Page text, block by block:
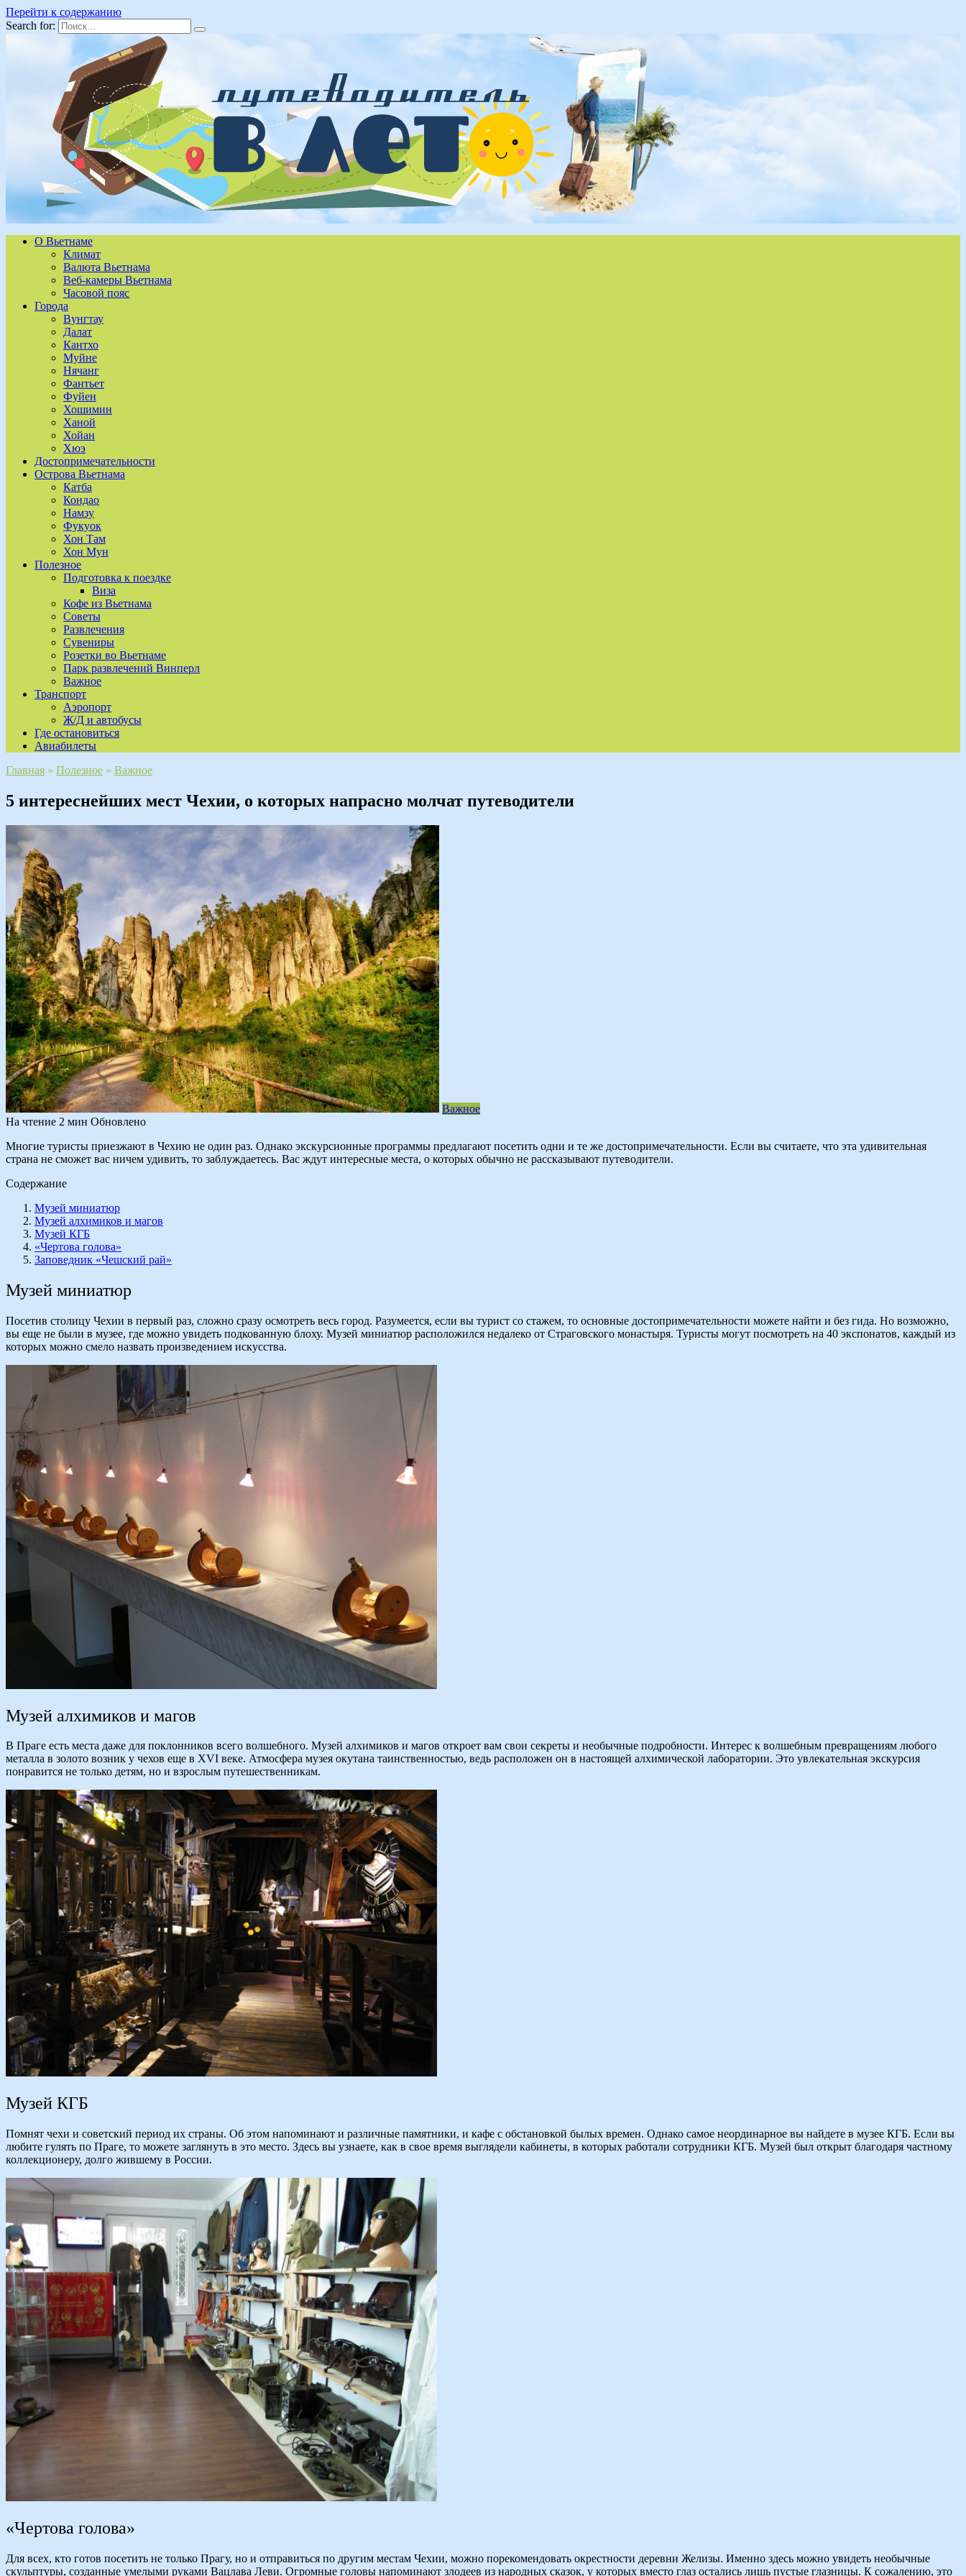
Перейти к содержанию
Search for:
О Вьетнаме
Климат
Валюта Вьетнама
Веб-камеры Вьетнама
Часовой пояс
Города
Вунгтау
Далат
Кантхо
Муйне
Нячанг
Фантьет
Фуйен
Хошимин
Ханой
Хойан
Хюэ
Достопримечательности
Острова Вьетнама
Катба
Кондао
Намзу
Фукуок
Хон Там
Хон Мун
Полезное
Подготовка к поездке
Виза
Кофе из Вьетнама
Советы
Развлечения
Сувениры
Розетки во Вьетнаме
Парк развлечений Винперл
Важное
Транспорт
Аэропорт
Ж/Д и автобусы
Где остановиться
Авиабилеты
Главная » Полезное » Важное
5 интереснейших мест Чехии, о которых напрасно молчат путеводители
Важное
На чтение 2 мин Обновлено
Многие туристы приезжают в Чехию не один раз. Однако экскурсионные программы предлагают посетить одни и те же достопримечательности. Если вы считаете, что эта удивительная
страна не сможет вас ничем удивить, то заблуждаетесь. Вас ждут интересные места, о которых обычно не рассказывают путеводители.
Содержание
Музей миниатюр
Музей алхимиков и магов
Музей КГБ
«Чертова голова»
Заповедник «Чешский рай»
Музей миниатюр
Посетив столицу Чехии в первый раз, сложно сразу осмотреть весь город. Разумеется, если вы турист со стажем, то основные достопримечательности можете найти и без гида. Но возможно,
вы еще не были в музее, где можно увидеть подкованную блоху. Музей миниатюр расположился недалеко от Страговского монастыря. Туристы могут посмотреть на 40 экспонатов, каждый из
которых можно смело назвать произведением искусства.
Музей алхимиков и магов
В Праге есть места даже для поклонников всего волшебного. Музей алхимиков и магов откроет вам свои секреты и необычные подробности. Интерес к волшебным превращениям любого
металла в золото возник у чехов еще в XVI веке. Атмосфера музея окутана таинственностью, ведь расположен он в настоящей алхимической лаборатории. Это увлекательная экскурсия
понравится не только детям, но и взрослым путешественникам.
Музей КГБ
Помнят чехи и советский период их страны. Об этом напоминают и различные памятники, и кафе с обстановкой былых времен. Однако самое неординарное вы найдете в музее КГБ. Если вы
любите гулять по Праге, то можете заглянуть в это место. Здесь вы узнаете, как в свое время выглядели кабинеты, в которых работали сотрудники КГБ. Музей был открыт благодаря частному
коллекционеру, долго жившему в России.
«Чертова голова»
Для всех, кто готов посетить не только Прагу, но и отправиться по другим местам Чехии, можно порекомендовать окрестности деревни Желизы. Именно здесь можно увидеть необычные
скульптуры, созданные умелыми руками Вацлава Леви. Огромные головы напоминают злодеев из народных сказок, у которых вместо глаз остались лишь пустые глазницы. К сожалению, это